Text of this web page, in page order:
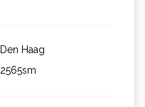
Den Haag
2565sm